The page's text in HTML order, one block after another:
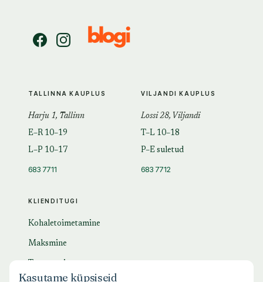
KLIENDITUGI
Kohaletoimetamine
Maksmine
TALLINNA KAUPLUS
Harju 1, Tallinn
E–R 10–19
L–P 10–17
683 7711
VILJANDI KAUPLUS
Lossi 28, Viljandi
T–L 10–18
P–E suletud
683 7712
Kasutame küpsiseid